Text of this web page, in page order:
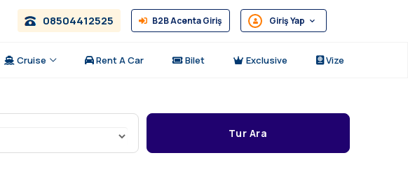
08504412525 B2B Acenta Giriş Giriş Yap
Cruise Rent A Car Bilet Exclusive Vize
Tur Ara